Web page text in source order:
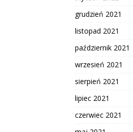
grudzień 2021
listopad 2021
październik 2021
wrzesień 2021
sierpień 2021
lipiec 2021
czerwiec 2021